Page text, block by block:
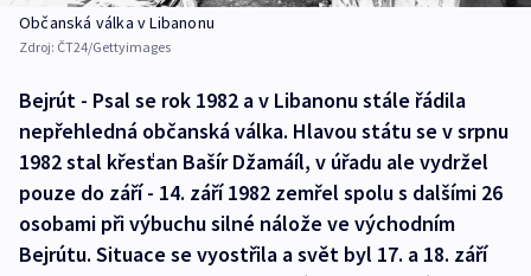
Občanská válka v Libanonu
Zdroj: ČT24/Gettyimages
Bejrút - Psal se rok 1982 a v Libanonu stále řádila
nepřehledná občanská válka. Hlavou státu se v srpnu
1982 stal křesťan Bašír Džamáíl, v úřadu ale vydržel
pouze do září - 14. září 1982 zemřel spolu s dalšími 26
osobami při výbuchu silné nálože ve východním
Bejrútu. Situace se vyostřila a svět byl 17. a 18. září